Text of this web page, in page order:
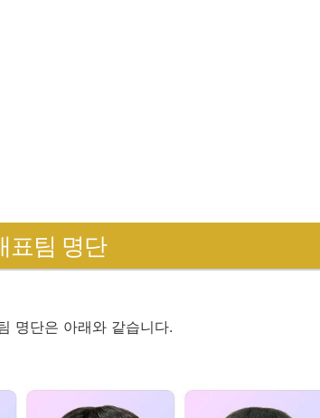
표팀 명단
명단은 아래와 같습니다.